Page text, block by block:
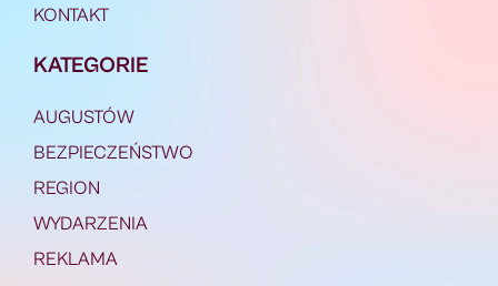
KONTAKT
KATEGORIE
AUGUSTÓW
BEZPIECZEŃSTWO
REGION
WYDARZENIA
REKLAMA